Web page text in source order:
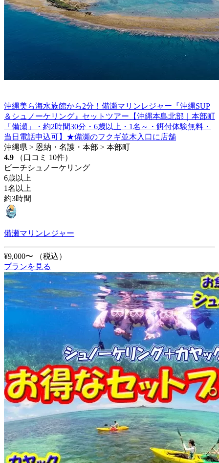
沖縄美ら海水族館から2分！備瀬マリンレジャー『沖縄SUP
＆シュノーケリング』セットツアー【沖縄本島北部｜本部町
「備瀬」・約2時間30分・6歳以上・1名～・餌付体験無料・
当日電話申込可】★備瀬のフクギ並木入口に店舗
沖縄県 > 恩納・名護・本部 > 本部町
4.9
（口コミ 10件）
ビーチシュノーケリング
6歳以上
1名以上
約3時間
備瀬マリンレジャー
¥9,000〜
（税込）
プランを見る